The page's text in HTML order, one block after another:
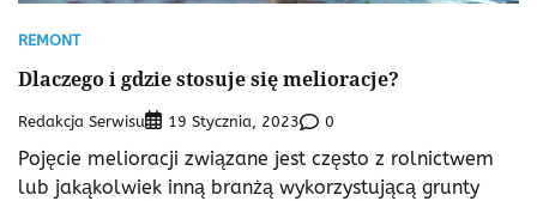
REMONT
Dlaczego i gdzie stosuje się melioracje?
Redakcja Serwisu 19 Stycznia, 2023 0
Pojęcie melioracji związane jest często z rolnictwem
lub jakąkolwiek inną branżą wykorzystującą grunty